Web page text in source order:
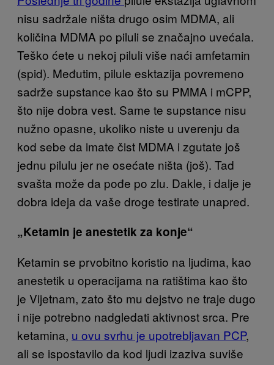
nisu sadržale ništa drugo osim MDMA, ali
količina MDMA po piluli se značajno uvećala.
Teško ćete u nekoj piluli više naći amfetamin
(spid). Međutim, pilule esktazija povremeno
sadrže supstance kao što su PMMA i mCPP,
što nije dobra vest. Same te supstance nisu
nužno opasne, ukoliko niste u uverenju da
kod sebe da imate čist MDMA i zgutate još
jednu pilulu jer ne osećate ništa (još). Tad
svašta može da pođe po zlu. Dakle, i dalje je
dobra ideja da vaše droge testirate unapred.
„Ketamin je anestetik za konje“
Ketamin se prvobitno koristio na ljudima, kao
anestetik u operacijama na ratištima kao što
je Vijetnam, zato što mu dejstvo ne traje dugo
i nije potrebno nadgledati aktivnost srca. Pre
ketamina, u ovu svrhu je upotrebljavan PCP,
ali se ispostavilo da kod ljudi izaziva suviše